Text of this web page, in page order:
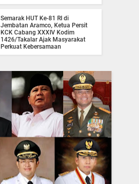
Semarak HUT Ke-81 RI di
Jembatan Aramco, Ketua Persit
KCK Cabang XXXIV Kodim
1426/Takalar Ajak Masyarakat
Perkuat Kebersamaan